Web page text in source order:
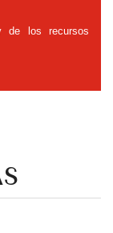
de los recursos